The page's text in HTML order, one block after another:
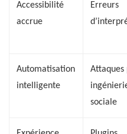
Accessibilité
accrue
Erreurs
Automatisation
intelligente
Attaques
sociale